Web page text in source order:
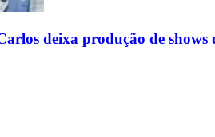
deixa produção de shows